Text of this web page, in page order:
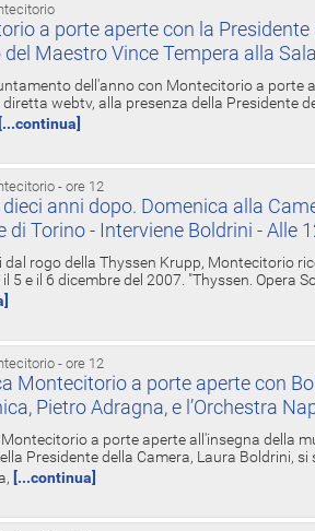
a porte aperte con la
Maestro Vince Tempera alla
dell'anno con Montecitorio a porte
webtv, alla presenza della Presidente
[...continua]
- ore 12
anni dopo. Domenica alla
di Torino - Interviene Boldrini - Alle
dal rogo della Thyssen Krupp, Montecitorio
5 e il 6 dicembre del 2007. "Thyssen. Opera
- ore 12
Montecitorio a porte aperte con
Pietro Adragna, e l’Orchestra
a porte aperte all'insegna della
Presidente della Camera, Laura Boldrini,
[...continua]